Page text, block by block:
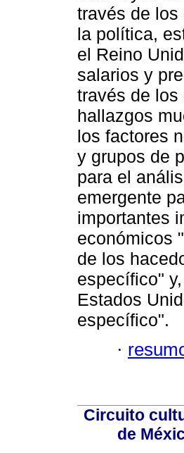
través de
la política,
el Reino
salarios y
través de
hallazgos
los factores
y grupos de
para el
emergente
importantes
económicos
de los
específico"
Estados
específico".
·
Circuito
de